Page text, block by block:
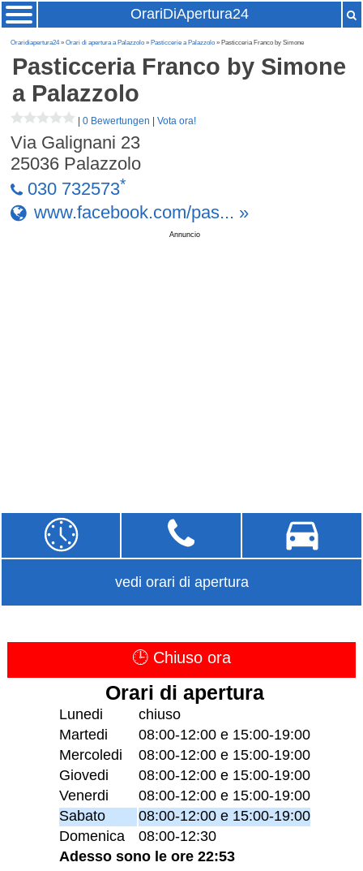
OrariDiApertura24
Oraridiapertura24»Orari di apertura a Palazzolo » Pasticcerie a Palazzolo » Pasticceria Franco by Simone
Pasticceria Franco by Simone
a Palazzolo
|0 Bewertungen |Vota ora!
Via Galignani 23
25036 Palazzolo
030 732573*
www.facebook.com/pas... »
Annuncio
vedi orari di apertura
🕒 Chiuso ora
Orari di apertura
Lunedi
chiuso
Martedi
08:00-12:00 e 15:00-19:00
Mercoledi
08:00-12:00 e 15:00-19:00
Giovedi
08:00-12:00 e 15:00-19:00
Venerdi
08:00-12:00 e 15:00-19:00
Sabato
08:00-12:00 e 15:00-19:00
Domenica
08:00-12:30
Adesso sono le ore 22:53